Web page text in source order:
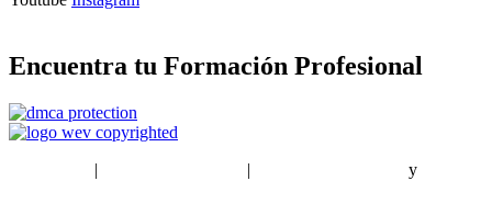
Encuentra tu Formación Profesional
| | y